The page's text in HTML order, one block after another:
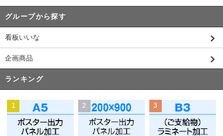
グループから探す
看板いいな
企画商品
ランキング
1 2 3